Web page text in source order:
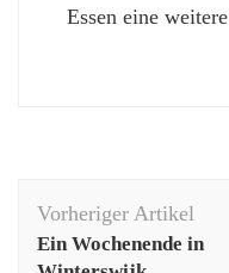
Essen eine
Vorheriger Artikel
Ein Wochenende in